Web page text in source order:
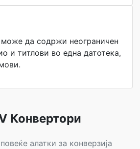
да содржи неограничен
и титлови во една датотека,
Конвертори
алатки за конверзија